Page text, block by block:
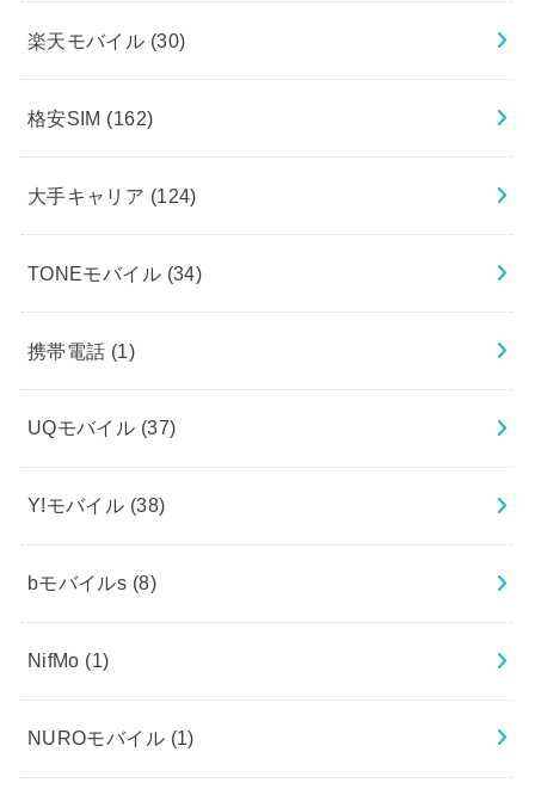
楽天モバイル (30)
格安SIM (162)
大手キャリア (124)
TONEモバイル (34)
携帯電話 (1)
UQモバイル (37)
Y!モバイル (38)
bモバイルs (8)
NifMo (1)
NUROモバイル (1)